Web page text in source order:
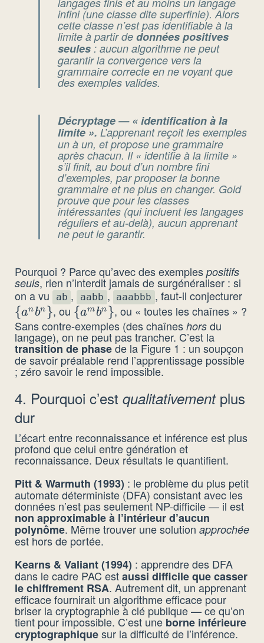
infini (une classe dite superfinie). Alors
cette classe n’estpas identifiable à la
limite à partir de données positives
seules : aucun algorithme ne peut
garantir la convergence vers la
grammaire correcte en ne voyant que
des exemples valides.
Décryptage — « identification à la
limite ». L’apprenant reçoit les exemples
un à un, et propose une grammaire
après chacun. Il « identifie à la limite »
s’il finit, au bout d’un nombre fini
d’exemples, par proposer la bonne
grammaire et ne plus en changer. Gold
prouve que pour les classes
intéressantes (qui incluent les langages
réguliers et au-delà), aucun apprenant
ne peut le garantir.
Pourquoi ? Parce qu’avec des exemples positifs
seuls, rien n’interdit jamais de surgénéraliser : si
on a vu
ab , aabb , aaabbb , faut-il conjecturer
{an bn }, ou \
{a^m
b^n\}
{am bn }, ou « toutes les chaînes » ?
Sans contre-exemples (des chaînes hors du
langage), on ne peut pas trancher. C’est la
transition de phasede la Figure 1 : un soupçon
de savoir préalable rend l’apprentissage possible
; zéro savoir le rend impossible.
4. Pourquoi c’est qualitativementplus
dur
L’écart entre reconnaissance et inférence est plus
profond que celui entre génération et
reconnaissance. Deux résultats le quantifient.
Pitt & Warmuth (1993) : le problème du plus petit
automate déterministe (DFA) consistant avec les
données n’est pas seulement NP-difficile — il est
non approximable à l’intérieur d’aucun
polynôme. Même trouver une solution approchée
est hors de portée.
Kearns & Valiant (1994) : apprendre des DFA
dans le cadre PAC estaussi difficile que casser
le chiffrement RSA. Autrement dit, un apprenant
efficace fournirait un algorithme efficace pour
briser la cryptographie à clé publique — ce qu’on
tient pour impossible. C’est une borne inférieure
cryptographiquesur la difficulté de l’inférence.